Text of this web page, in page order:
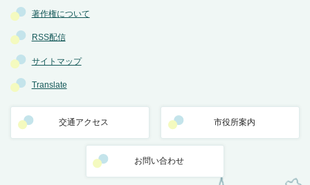
著作権について
RSS配信
サイトマップ
Translate
交通アクセス 市役所案内
お問い合わせ